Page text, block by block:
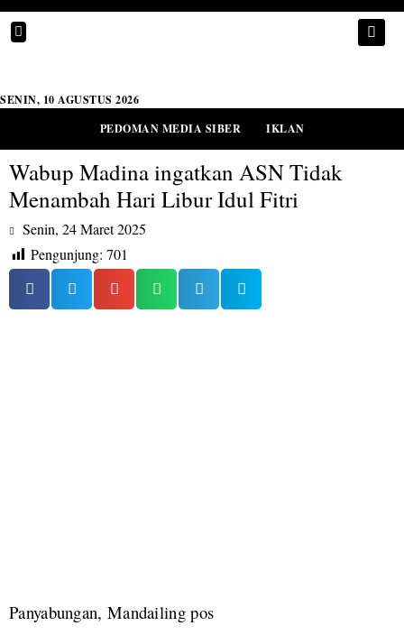
SENIN, 10 AGUSTUS 2026
PEDOMAN MEDIA SIBER
IKLAN
Wabup Madina ingatkan ASN Tidak
Menambah Hari Libur Idul Fitri
Senin, 24 Maret 2025
Pengunjung: 701
Panyabungan, Mandailing pos